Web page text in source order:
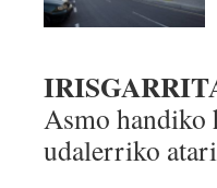
Asmo handiko
udalerriko